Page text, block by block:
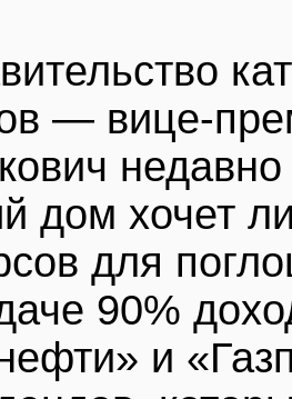
— вице-
дом хочет
для
90%
и